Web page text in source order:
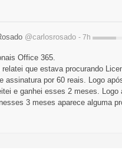
@carlosrosado - 7h
Office 365.
relatei que estava procurando
assinatura por 60 reais. Logo
e ganhei esses 2 meses.
3 meses aparece alguma